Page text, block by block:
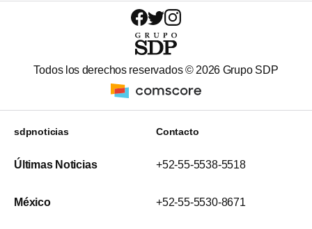
Todos los derechos reservados © 2026 Grupo SDP
sdpnoticias
Últimas Noticias
México
Contacto
+52-55-5538-5518
+52-55-5530-8671